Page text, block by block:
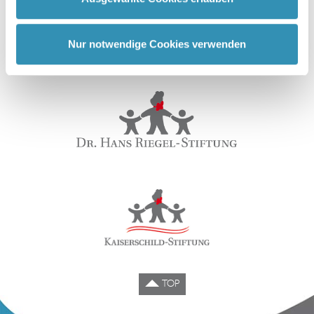
Sie der Verwendung von Cookies und der
Datenverarbeitung durch unsere Partner ein,
einschließlich möglicher Datenübermittlungen in die USA.
können Ihre Cookie-Einstellungen jederzeit im Footer
ändern. Weitere Informationen über die Verwendung Ihrer
Daten finden Sie in unserer
Datenschutzerklärung
Nur notwendige Cookies verwenden
Screenshot der digitalen Preisverleihung
2023
TOP